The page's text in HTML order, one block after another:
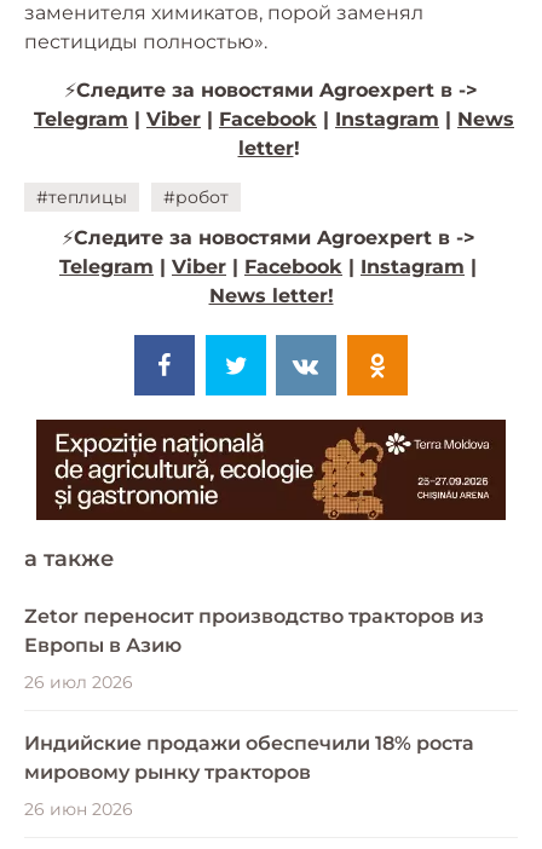
заменителя химикатов, порой заменял
пестициды полностью».
⚡Следите за новостями Agroexpert в ->
Telegram
Viber Facebook Instagram
News
letter!
#теплицы #робот
⚡️Следите за новостями Agroexpert в ->
Telegram
Viber Facebook Instagram
News letter!
a также
Zetor переносит производство тракторов из
Европы в Азию
26 июл 2026
Индийские продажи обеспечили 18% роста
мировому рынку тракторов
26 июн 2026